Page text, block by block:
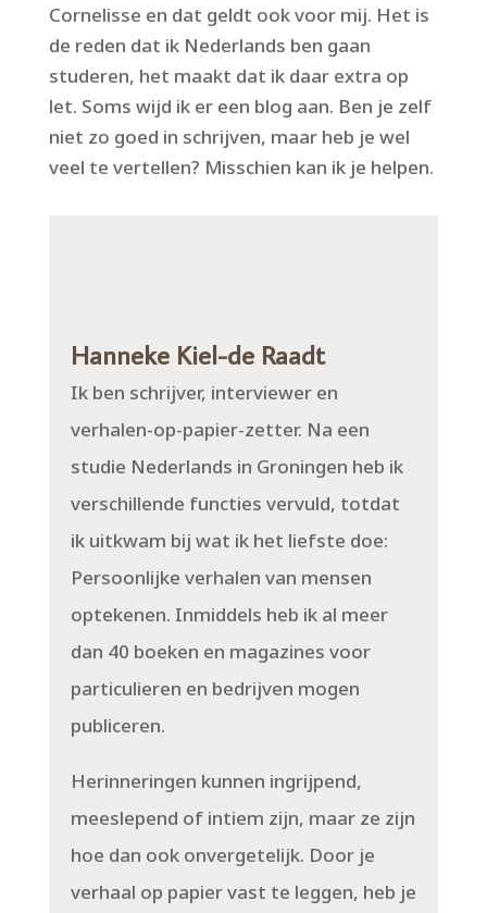
Cornelisse en dat geldt ook voor mij. Het is
de reden dat ik Nederlands ben gaan
studeren, het maakt dat ik daar extra op
let. Soms wijd ik er een blog aan. Ben je zelf
niet zo goed in schrijven, maar heb je wel
veel te vertellen? Misschien kan ik je helpen.
Hanneke Kiel-de Raadt
Ik ben schrijver, interviewer en
verhalen-op-papier-zetter. Na een
studie Nederlands in Groningen heb ik
verschillende functies vervuld, totdat
ik uitkwam bij wat ik het liefste doe:
Persoonlijke verhalen van mensen
optekenen. Inmiddels heb ik al meer
dan 40 boeken en magazines voor
particulieren en bedrijven mogen
publiceren.
Herinneringen kunnen ingrijpend,
meeslepend of intiem zijn, maar ze zijn
hoe dan ook onvergetelijk. Door je
verhaal op papier vast te leggen, heb je